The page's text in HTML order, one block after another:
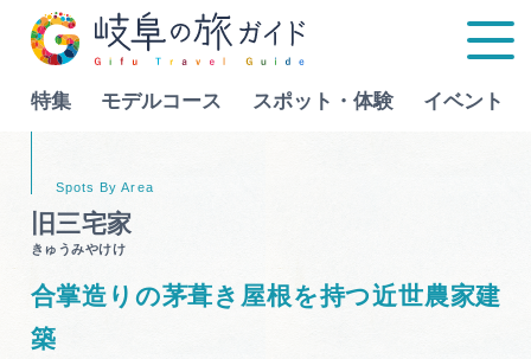
特集 モデルコース スポット・体験 イベント
Language
旧三宅家
きゅうみやけけ
合掌造りの茅葺き屋根を持つ近世農家建
築